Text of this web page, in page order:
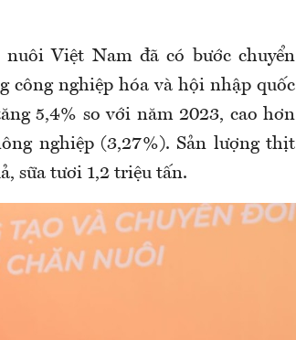
Việt Nam đã có bước chuyển
nghiệp hóa và hội nhập quốc
5,4% so với năm 2023, cao hơn
nghiệp (3,27%). Sản lượng thịt
sữa tươi 1,2 triệu tấn.